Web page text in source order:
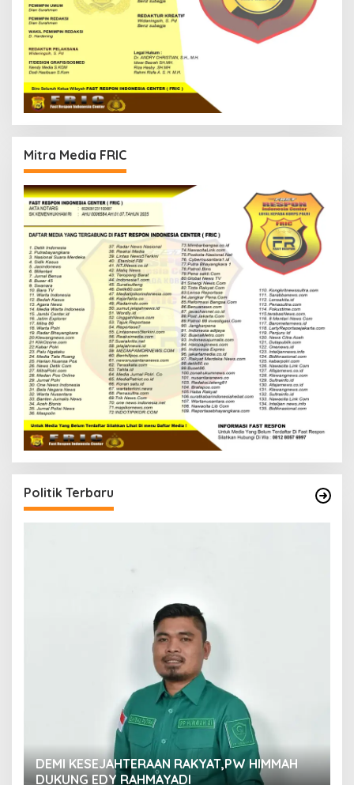
Mitra Media FRIC
Politik Terbaru
DEMI KESEJAHTERAAN RAKYAT,PW HIMMAH
DUKUNG EDY RAHMAYADI